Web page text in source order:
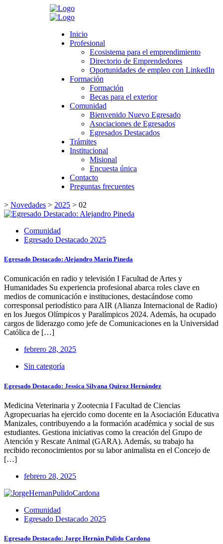
Inicio
Profesional
Ecosistema para el emprendimiento
Directorio de Emprendedores
Oportunidades de empleo con LinkedIn
Formación
Formación
Becas para el exterior
Comunidad
Bienvenido Nuevo Egresado
Asociaciones de Egresados
Egresados Destacados
Trámites
Institucional
Misional
Encuesta única
Contacto
Preguntas frecuentes
Ecosistema para el emprendimiento
Directorio de Emprendedores
Oportunidades de empleo con LinkedIn
Becas para el exterior
Bienvenido Nuevo Egresado
Asociaciones de Egresados
Egresados Destacados
Institucional
Encuesta única
Preguntas frecuentes
> Novedades > 2025 > 02
Comunidad
Egresado Destacado 2025
Egresado Destacado: Alejandro Marín Pineda
Comunicación en radio y televisión I Facultad de Artes y
Humanidades Su experiencia profesional abarca roles clave en
medios de comunicación e instituciones, destacándose como
corresponsal periodístico para AIR (Alianza Internacional de Radio)
en los Juegos Olímpicos y Paralímpicos 2024. Además, ha ocupado
cargos de liderazgo como jefe de Comunicaciones en la Universidad
Católica de […]
febrero 28, 2025
Sin categoría
Egresado Destacado: Jessica Silvana Quiroz Hernández
Medicina Veterinaria y Zootecnia I Facultad de Ciencias
Agropecuarias ha ejercido como docente en la Asociación Educativa
Manizales, contribuyendo a la formación académica y social de sus
estudiantes. Gestiona iniciativas como la creación del Grupo de
Atención y Rescate Animal (GARA). Además, su trabajo ha
recibido reconocimientos por su labor animalista en el Concejo de
[…]
febrero 28, 2025
Comunidad
Egresado Destacado 2025
Egresado Destacado: Jorge Hernán Pulido Cardona